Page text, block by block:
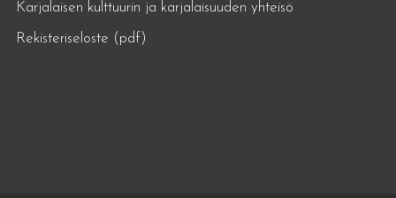
Karjalaisen kulttuurin ja karjalaisuuden yhteisö
Rekisteriseloste (pdf)